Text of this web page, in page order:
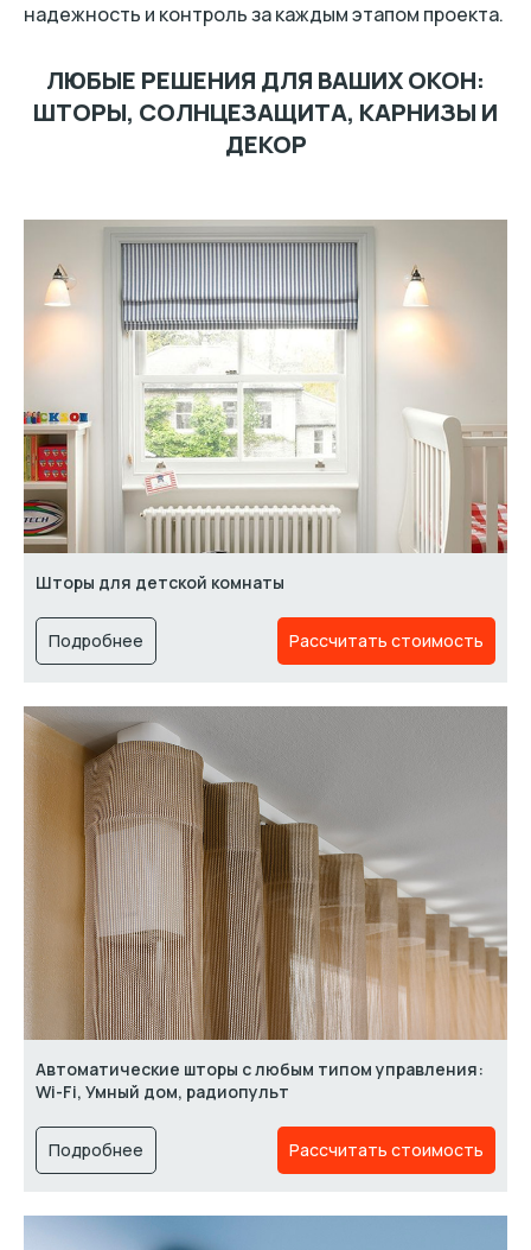
надежность и контроль за каждым этапом проекта.
ЛЮБЫЕ РЕШЕНИЯ ДЛЯ ВАШИХ ОКОН:
ШТОРЫ, СОЛНЦЕЗАЩИТА, КАРНИЗЫ И
ДЕКОР
Шторы для детской комнаты
Подробнее Рассчитать стоимость
Автоматические шторы с любым типом управления:
Wi-Fi, Умный дом, радиопульт
Подробнее Рассчитать стоимость